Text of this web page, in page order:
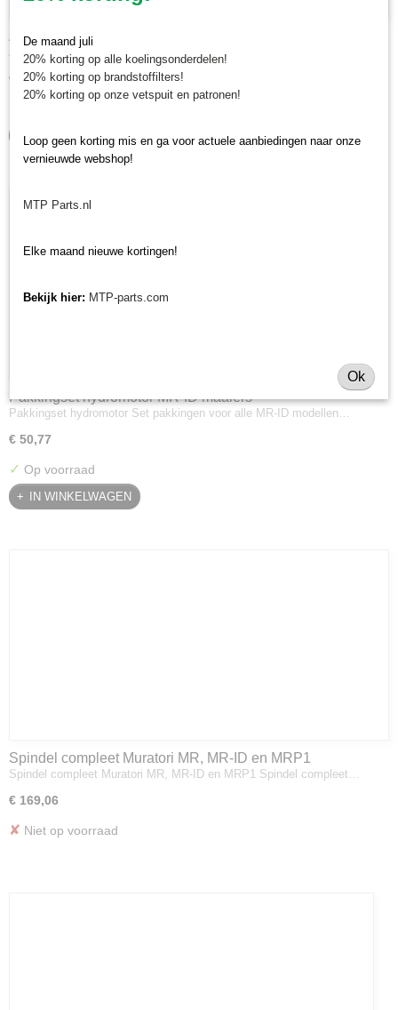
Afdichtingskit hydromotor 26 cc
Afdichtingskit hydromotor 26 cc Deze afdichtingskit is…
€ 298,27
IN WINKELWAGEN
Pakkingset hydromotor MR-ID maaiers
Pakkingset hydromotor Set pakkingen voor alle MR-ID modellen…
€ 50,77
✓ Op voorraad
IN WINKELWAGEN
Spindel compleet Muratori MR, MR-ID en MRP1
Spindel compleet Muratori MR, MR-ID en MRP1 Spindel compleet…
€ 169,06
✘ Niet op voorraad
De maand juli
20% korting op alle koelingsonderdelen!
20% korting op brandstoffilters!
20% korting op onze vetspuit en patronen!
Loop geen korting mis en ga voor actuele aanbiedingen naar onze
vernieuwde webshop!
MTP Parts.nl
Elke maand nieuwe kortingen!
Bekijk hier: MTP-parts.com
Ok